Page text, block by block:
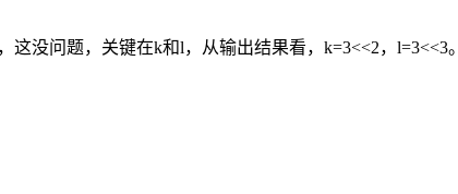
没问题，关键在k和l，从输出结果看，k=3<<2，l=3<<3。